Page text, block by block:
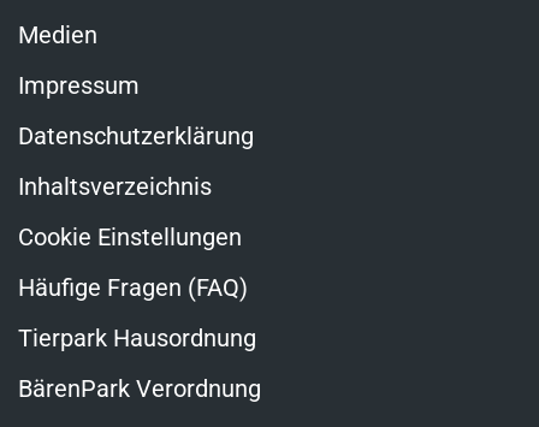
Medien
Impressum
Datenschutzerklärung
Inhaltsverzeichnis
Cookie Einstellungen
Häufige Fragen (FAQ)
Tierpark Hausordnung
BärenPark Verordnung